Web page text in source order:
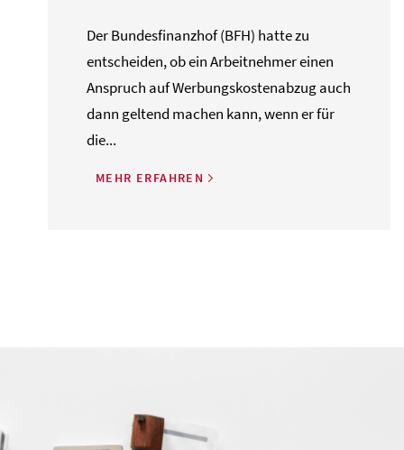
Der Bundesfinanzhof (BFH) hatte zu
entscheiden, ob ein Arbeitnehmer einen
Anspruch auf Werbungskostenabzug auch
dann geltend machen kann, wenn er für
die...
MEHR ERFAHREN